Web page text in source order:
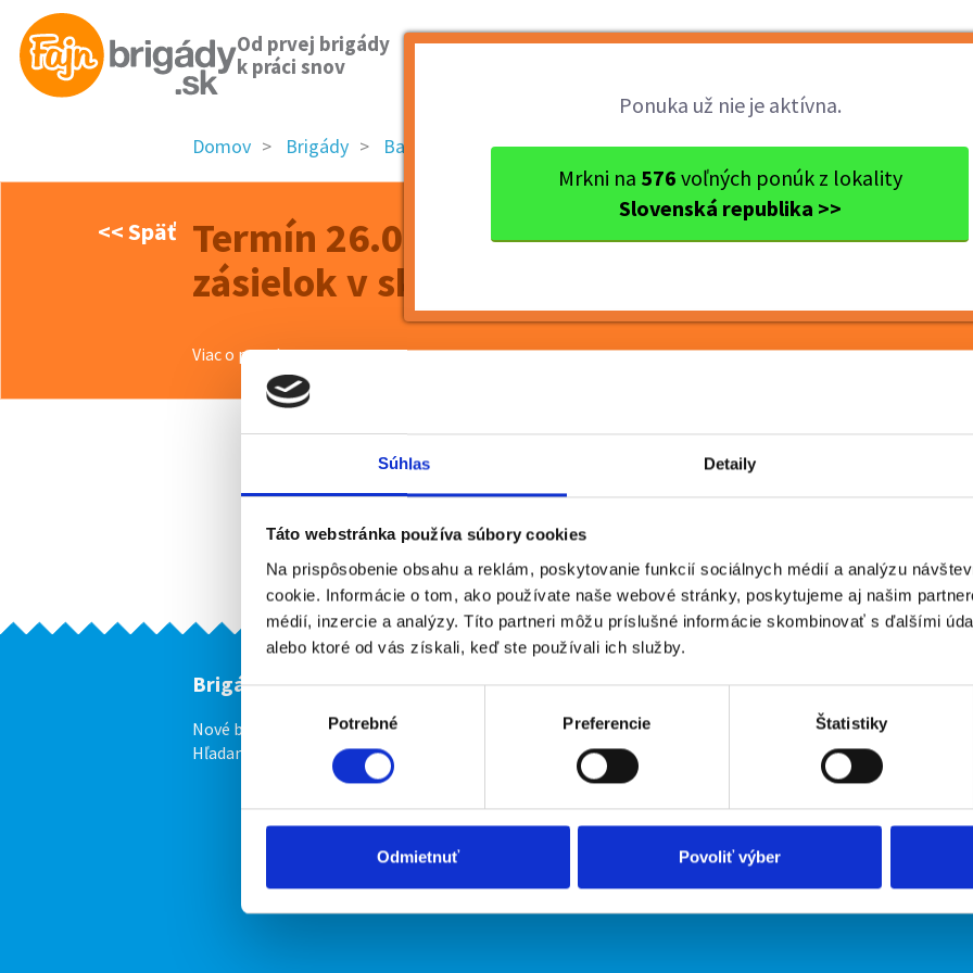
Súhlas Detaily
Táto webstránka používa súbory cookies
Na prispôsobenie obsahu a reklám, poskytovanie funkcií sociálnych médií a analýzu
cookie. Informácie o tom, ako používate naše webové stránky, poskytujeme aj našim
médií, inzercie a analýzy. Títo partneri môžu príslušné informácie skombinovať s ďalšími
alebo ktoré od vás získali, keď ste používali ich služby.
Výber
súhlasu
Potrebné Preferencie Štatistiky
Odmietnuť Povoliť výber
Od prvej brigády
k práci snov
Ponuka už nie je aktívna.
Mrkni na 576 voľných ponúk z lokality
Slovenská republika >>
Domov Brigády Banskobystrický kraj Ok. Zvolen Zvolen Termín 26.05. Triedenie a
<< Späť Termín 26.05. Triedenie a balenie
zásielok v skladových priestoroch
Viac o ponuke >>
Brigádnici
Nové brigády
Hľadané brigády
Firmy
Vložiť inzerát
O portáli
Podmienky
Zásady ochrany osobných